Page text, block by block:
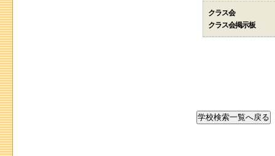
クラス会
クラス会掲示板